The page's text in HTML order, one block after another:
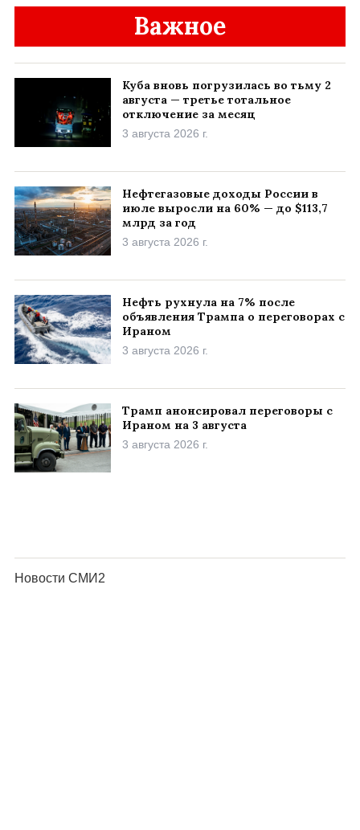
Важное
Куба вновь погрузилась во тьму 2
августа — третье тотальное
отключение за месяц
3 августа 2026 г.
Нефтегазовые доходы России в
июле выросли на 60% — до $113,7
млрд за год
3 августа 2026 г.
Нефть рухнула на 7% после
объявления Трампа о переговорах с
Ираном
3 августа 2026 г.
Трамп анонсировал переговоры с
Ираном на 3 августа
3 августа 2026 г.